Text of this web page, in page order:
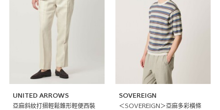
UNITED ARROWS
亞麻斜紋打摺輕鬆錐形輕便西裝
SOVEREIGN
＜SOVEREIGN＞亞麻多彩橫條